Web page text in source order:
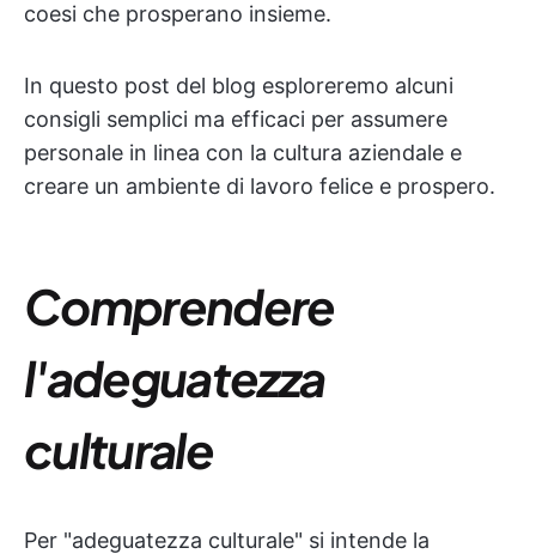
coesi che prosperano insieme.
In questo post del blog esploreremo alcuni
consigli semplici ma efficaci per assumere
personale in linea con la cultura aziendale e
creare un ambiente di lavoro felice e prospero.
Comprendere
l'adeguatezza
culturale
Per "adeguatezza culturale" si intende la